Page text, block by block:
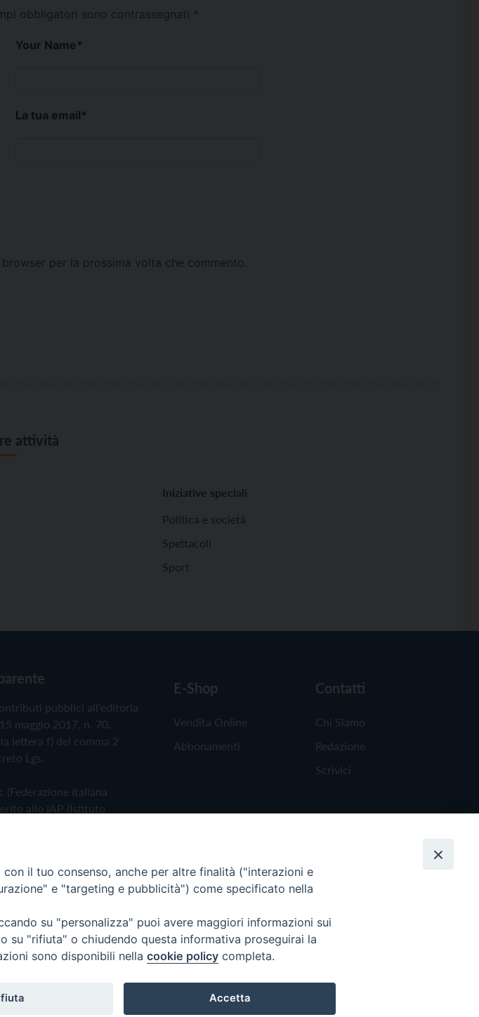
obbligatori sono contrassegnati *
Your Name*
La tua email*
per la prossima volta che commento.
attività
Iniziative speciali
Politica e società
Spettacoli
Sport
pubblici all'editoria
maggio 2017, n. 70.
lettera f) del comma 2
Lgs.
(Federazione Italiana
allo IAP (Istituto
E-Shop
Vendita Online
Abbonamenti
Contatti
Chi Siamo
Redazione
Scrivici
il tuo consenso, anche per altre finalità ("interazioni e
e "targeting e pubblicità") come specificato nella
su "personalizza" puoi avere maggiori informazioni sui
su "rifiuta" o chiudendo questa informativa proseguirai la
sono disponibili nella cookie policy completa.
Accetta